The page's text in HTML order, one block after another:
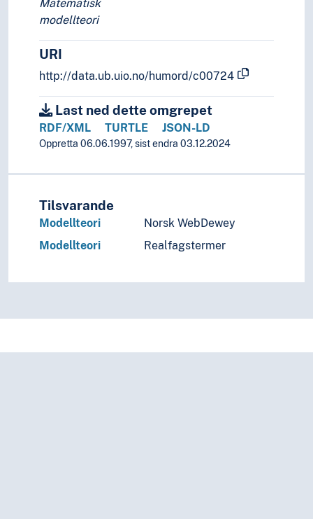
Populærmatematikk
Sannsynlighetsregning
Statistikk
Symbolsk logikk
Aksiomer
Automorfier
Avgjørbarhet
Bevisteori
Chomskyhierarkiet
Flerverdilogikk
Formell spesifikasjon
Formelle metoder
Matematisk
modellteori
URI
http://data.ub.uio.no/humord/c00724
Last ned dette omgrepet
RDF/XML TURTLE JSON-LD
Oppretta 06.06.1997, sist endra 03.12.2024
Tilsvarande
Modellteori
Norsk WebDewey
Modellteori
Realfagstermer